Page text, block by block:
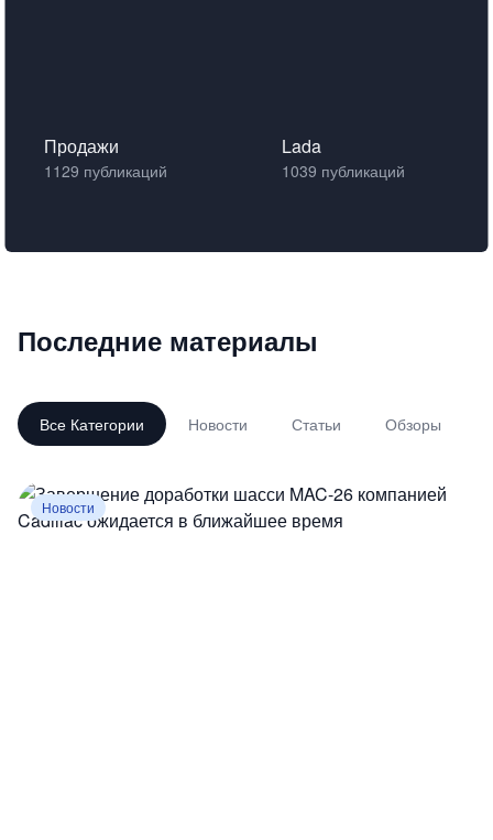
Продажи
1129 публикаций
Lada
1039 публикаций
Последние материалы
Все Категории Новости Статьи Обзоры
Новости